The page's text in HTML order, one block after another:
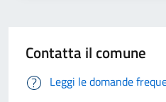
Contatta il comune
Leggi le domande